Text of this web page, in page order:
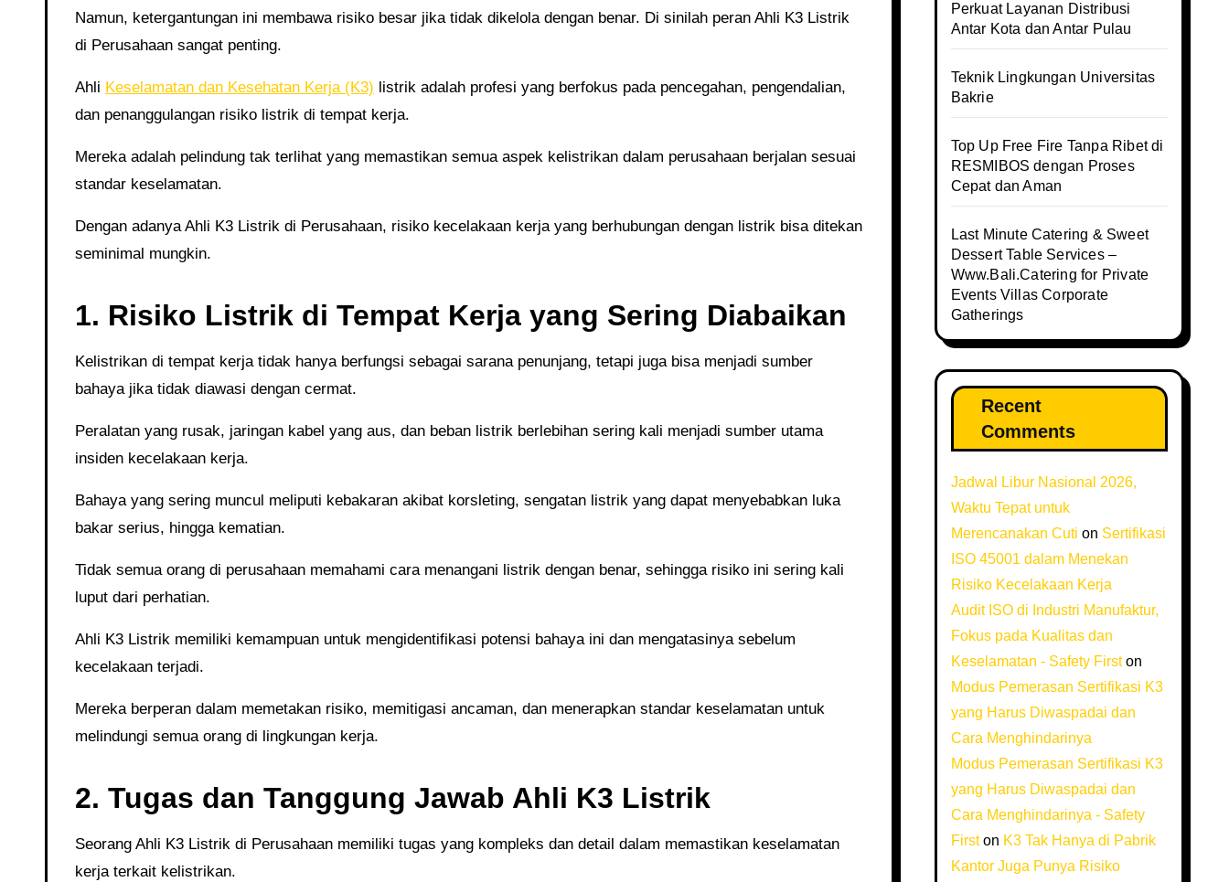
Namun, ketergantungan ini membawa risiko besar jika tidak dikelola dengan benar. Di sinilah peran Ahli K3 Listrik
di Perusahaan sangat penting.
Ahli Keselamatan dan Kesehatan Kerja (K3) listrik adalah profesi yang berfokus pada pencegahan, pengendalian,
dan penanggulangan risiko listrik di tempat kerja.
Mereka adalah pelindung tak terlihat yang memastikan semua aspek kelistrikan dalam perusahaan berjalan sesuai
standar keselamatan.
Dengan adanya Ahli K3 Listrik di Perusahaan, risiko kecelakaan kerja yang berhubungan dengan listrik bisa ditekan
seminimal mungkin.
1. Risiko Listrik di Tempat Kerja yang Sering Diabaikan
Kelistrikan di tempat kerja tidak hanya berfungsi sebagai sarana penunjang, tetapi juga bisa menjadi sumber
bahaya jika tidak diawasi dengan cermat.
Peralatan yang rusak, jaringan kabel yang aus, dan beban listrik berlebihan sering kali menjadi sumber utama
insiden kecelakaan kerja.
Bahaya yang sering muncul meliputi kebakaran akibat korsleting, sengatan listrik yang dapat menyebabkan luka
bakar serius, hingga kematian.
Tidak semua orang di perusahaan memahami cara menangani listrik dengan benar, sehingga risiko ini sering kali
luput dari perhatian.
Ahli K3 Listrik memiliki kemampuan untuk mengidentifikasi potensi bahaya ini dan mengatasinya sebelum
kecelakaan terjadi.
Mereka berperan dalam memetakan risiko, memitigasi ancaman, dan menerapkan standar keselamatan untuk
melindungi semua orang di lingkungan kerja.
2. Tugas dan Tanggung Jawab Ahli K3 Listrik
Seorang Ahli K3 Listrik di Perusahaan memiliki tugas yang kompleks dan detail dalam memastikan keselamatan
kerja terkait kelistrikan.
Perkuat Layanan Distribusi
Antar Kota dan Antar Pulau
Teknik Lingkungan Universitas
Bakrie
Top Up Free Fire Tanpa Ribet di
RESMIBOS dengan Proses
Cepat dan Aman
Last Minute Catering & Sweet
Dessert Table Services –
Www.Bali.Catering for Private
Events Villas Corporate
Gatherings
Recent
Comments
Jadwal Libur Nasional 2026,
Waktu Tepat untuk
Merencanakan Cuti on Sertifikasi
ISO 45001 dalam Menekan
Risiko Kecelakaan Kerja
Audit ISO di Industri Manufaktur,
Fokus pada Kualitas dan
Keselamatan - Safety Firston
Modus Pemerasan Sertifikasi K3
yang Harus Diwaspadai dan
Cara Menghindarinya
Modus Pemerasan Sertifikasi K3
yang Harus Diwaspadai dan
Cara Menghindarinya - Safety
Firston K3 Tak Hanya di Pabrik
Kantor Juga Punya Risiko